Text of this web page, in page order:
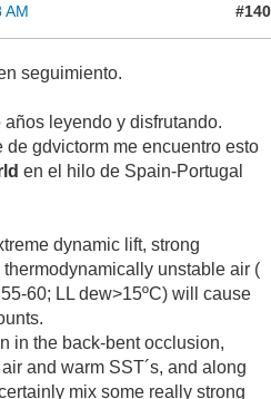
AM #140
seguimiento.
leyendo y disfrutando.
gdvictorm me encuentro esto
en el hilo de Spain-Portugal
dynamic lift, strong
unstable air (
60; LL dew>15ºC) will cause
in the back-bent occlusion,
and warm SST´s, and along
mix some really strong